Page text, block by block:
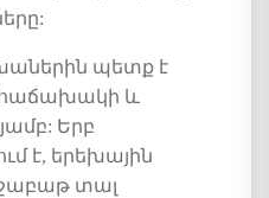
:
պետք է
հաճախակի և
: Երբ
է, երեխային
տալ